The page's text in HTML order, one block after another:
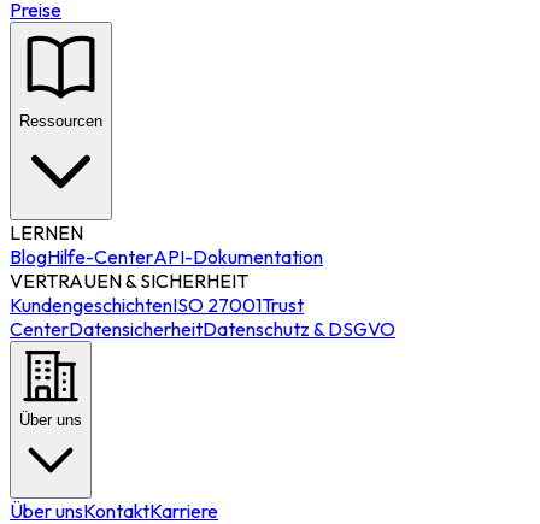
Preise
Ressourcen
LERNEN
BlogHilfe-CenterAPI-Dokumentation
VERTRAUEN & SICHERHEIT
KundengeschichtenISO 27001Trust
CenterDatensicherheitDatenschutz & DSGVO
Über uns
Über unsKontaktKarriere